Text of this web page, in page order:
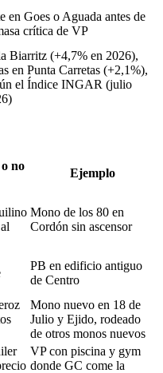
en Goes o Aguada antes de
crítica de VP
Biarritz (+4,7% en 2026),
en Punta Carretas (+2,1%),
el Índice INGAR (julio
no
Ejemplo
Mono de los 80 en
Cordón sin ascensor
PB en edificio antiguo
de Centro
Mono nuevo en 18 de
Julio y Ejido, rodeado
de otros monos nuevos
VP con piscina y gym
donde GC come la